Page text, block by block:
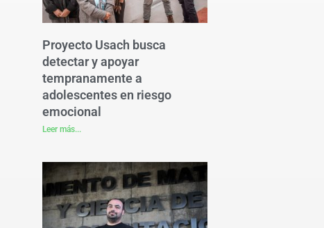
Proyecto Usach busca
detectar y apoyar
tempranamente a
adolescentes en riesgo
emocional
Leer más...